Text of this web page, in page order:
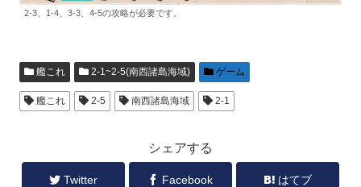
2-3、1-4、3-3、4-5の攻略が必要です。
艦これ 2-1~2-5(南西諸島海域) ゲーム
艦これ 2-5 南西諸島海域 2-1
シェアする
Twitter Facebook はてブ